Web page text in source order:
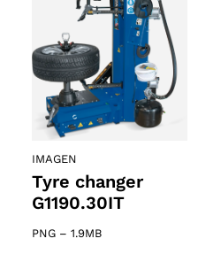
IMAGEN
Tyre changer
G1190.30IT
PNG – 1.9MB